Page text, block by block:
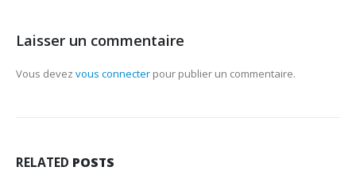
Laisser un commentaire
Vous devez vous connecter pour publier un commentaire.
RELATED POSTS